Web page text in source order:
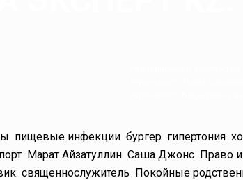
пищевые инфекции бургер гипертония
Марат Айзатуллин Саша Джонс Право
священнослужитель Покойные